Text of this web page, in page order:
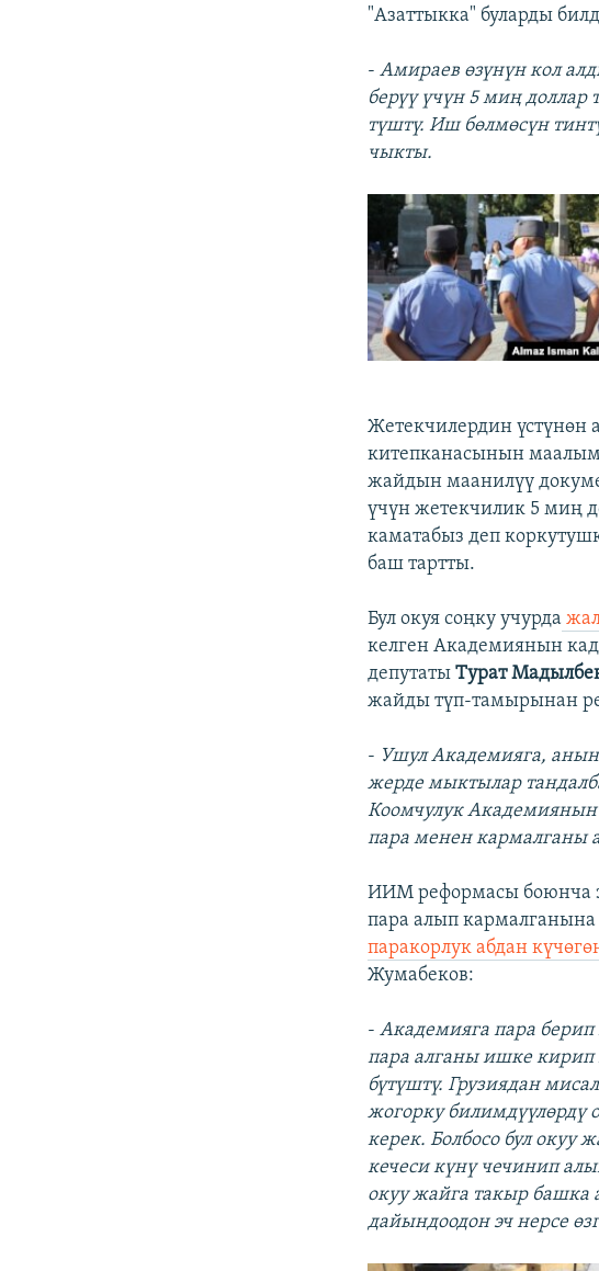
"Азаттыкка" буларды
-Амираев өзүнүн кол
берүү үчүн 5 миң
түштү. Иш бөлмөсүн
чыкты.
Жетекчилердин
китепканасынын
жайдын маанилүү
үчүн жетекчилик 5 миң
каматабыз деп
баш тартты.
Бул окуя соңку учурда
келген Академиянын
депутатыТурат
жайды түп-тамырынан
- Ушул Академияга,
жерде мыктылар
Коомчулук
пара менен кармалганы
ИИМ реформасы боюнча
пара алып кармалганына
паракорлук абдан
Жумабеков:
- Академияга пара
пара алганы ишке кирип
бүтүштү. Грузиядан
жогорку билимдүүлөрдү
керек. Болбосо бул окуу
кечеси күнү чечинип
окуу жайга такыр
дайындоодон эч нерсе